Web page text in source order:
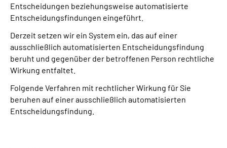
Entscheidungen beziehungsweise automatisierte
Entscheidungsfindungen eingeführt.
Derzeit setzen wir ein System ein, das auf einer
ausschließlich automatisierten Entscheidungs­findung
beruht und gegenüber der betroffenen Person rechtliche
Wirkung entfaltet.
Folgende Verfahren mit rechtlicher Wirkung für Sie
beruhen auf einer ausschließlich automatisierten
Entscheidungs­findung.